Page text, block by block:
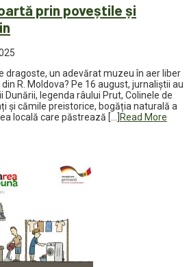
prin poveștile și
dragoste, un adevărat muzeu în aer liber
R. Moldova? Pe 16 august, jurnaliștii au
Dunării, legenda râului Prut, Colinele de
și cămile preistorice, bogăția naturală a
locală care păstrează […] Read More